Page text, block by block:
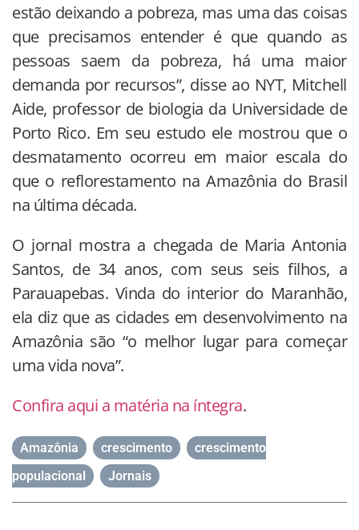
estão deixando a pobreza, mas uma das coisas
que precisamos entender é que quando as
pessoas saem da pobreza, há uma maior
demanda por recursos”, disse ao NYT, Mitchell
Aide, professor de biologia da Universidade de
Porto Rico. Em seu estudo ele mostrou que o
desmatamento ocorreu em maior escala do
que o reflorestamento na Amazônia do Brasil
na última década.
O jornal mostra a chegada de Maria Antonia
Santos, de 34 anos, com seus seis filhos, a
Parauapebas. Vinda do interior do Maranhão,
ela diz que as cidades em desenvolvimento na
Amazônia são “o melhor lugar para começar
uma vida nova”.
Confira aqui a matéria na íntegra.
Amazônia crescimento
crescimento
populacional
Jornais